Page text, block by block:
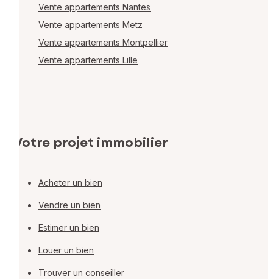
Vente appartements Nantes
Vente appartements Metz
Vente appartements Montpellier
Vente appartements Lille
Votre projet immobilier
Acheter un bien
Vendre un bien
Estimer un bien
Louer un bien
Trouver un conseiller